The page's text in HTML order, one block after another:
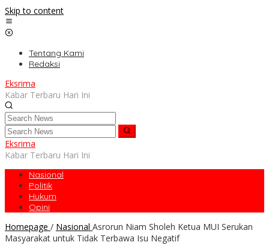
Skip to content
Tentang Kami
Redaksi
Eksrima
Kabar Terbaru Hari Ini
Eksrima
Kabar Terbaru Hari Ini
Nasional
Politik
Hukum
Opini
Homepage / Nasional Asrorun Niam Sholeh Ketua MUI Serukan
Masyarakat untuk Tidak Terbawa Isu Negatif